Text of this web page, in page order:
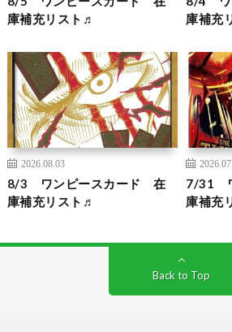
庫補充リスト♬
庫補充
2026.08.03
8/3 ワンピースカード 在
庫補充リスト♬
7/31
庫補充
Back to Top